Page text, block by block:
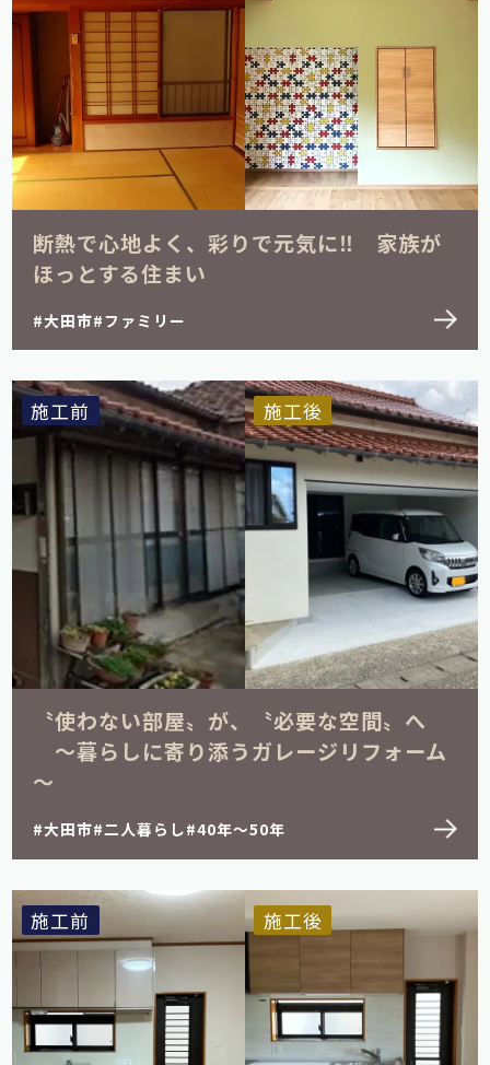
断熱で心地よく、彩りで元気に‼ 家族が
ほっとする住まい
大田市 ファミリー
施工前 施工後
〝使わない部屋〟が、〝必要な空間〟へ
～暮らしに寄り添うガレージリフォーム
～
大田市 二人暮らし 40年～50年
施工前 施工後